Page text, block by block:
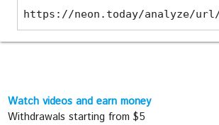
https://neon.today/analyze/
Watch videos and earn money
Withdrawals starting from $5